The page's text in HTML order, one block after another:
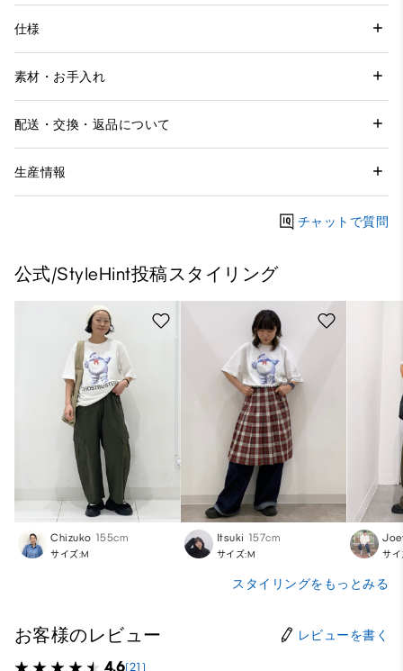
仕様
素材・お手入れ
配送・交換・返品について
生産情報
チャットで質問
公式/StyleHint投稿スタイリング
Chizuko 155cm
サイズ:M
Itsuki 157cm
サイズ:M サ
スタイリングをもっとみる
お客様のレビュー レビューを書く
4.6(21)